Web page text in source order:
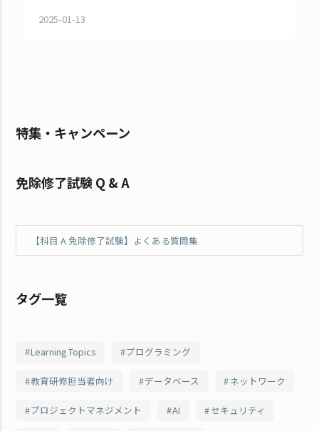
2025-01-13
特集・キャンペーン
免除修了試験 Q & A
【科目 A 免除修了試験】よくある質問集
タグ一覧
Learning Topics プログラミング
教育研修担当者向け データベース ネットワーク
プロジェクトマネジメント AI セキュリティ